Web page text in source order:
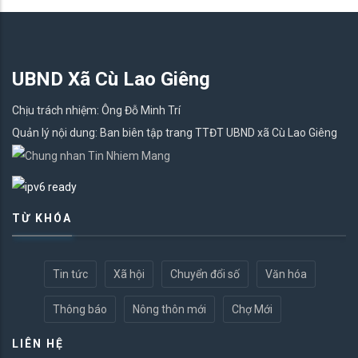
UBND Xã Cù Lao Giêng
Chịu trách nhiệm: Ông Đỗ Minh Trí
Quản lý nội dung: Ban biên tập trang TTĐT UBND xã Cù Lao Giêng
TỪ KHÓA
Tin tức Xã hội Chuyển đổi số Văn hóa
Thông báo Nông thôn mới Chợ Mới
LIÊN HỆ